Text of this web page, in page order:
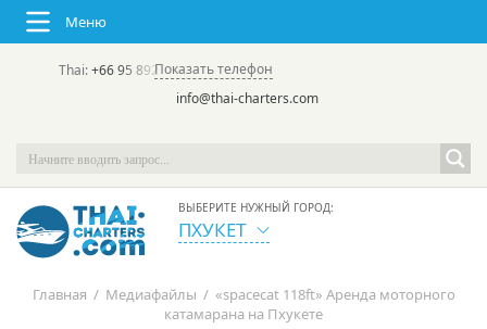
Меню
Thai:+66 95 892 7646(rus/eng) | в России:
Показать телефон
info@thai-charters.com
ВЫБЕРИТЕ НУЖНЫЙ ГОРОД:
ПХУКЕТ
Главная / Медиафайлы / «spacecat 118ft» Аренда моторного
катамарана на Пхукете